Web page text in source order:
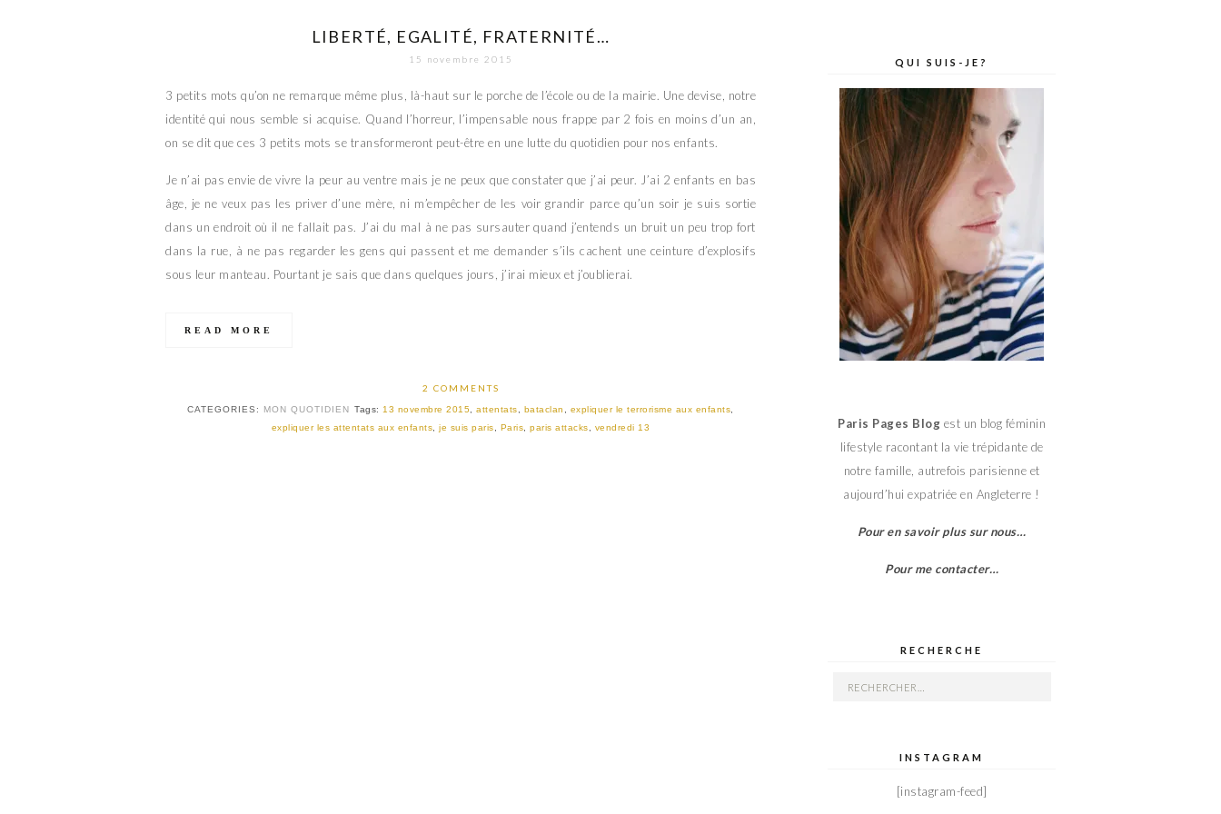
LIBERTÉ, EGALITÉ, FRATERNITÉ…
15 novembre 2015
3 petits mots qu’on ne remarque même plus, là-haut sur le porche de l’école ou de la mairie. Une devise, notre
identité qui nous semble si acquise. Quand l’horreur, l’impensable nous frappe par 2 fois en moins d’un an,
on se dit que ces 3 petits mots se transformeront peut-être en une lutte du quotidien pour nos enfants.
Je n’ai pas envie de vivre la peur au ventre mais je ne peux que constater que j’ai peur. J’ai 2 enfants en bas
âge, je ne veux pas les priver d’une mère, ni m’empêcher de les voir grandir parce qu’un soir je suis sortie
dans un endroit où il ne fallait pas. J’ai du mal à ne pas sursauter quand j’entends un bruit un peu trop fort
dans la rue, à ne pas regarder les gens qui passent et me demander s’ils cachent une ceinture d’explosifs
sous leur manteau. Pourtant je sais que dans quelques jours, j’irai mieux et j’oublierai.
READ MORE
2 COMMENTS
CATEGORIES: MON QUOTIDIEN Tags: 13 novembre 2015 ,attentats bataclan expliquer le terrorisme aux enfants
expliquer les attentats aux enfants ,je suis paris Paris ,paris attacks vendredi 13
QUI SUIS-JE?
Paris Pages Blog est un blog féminin
lifestyle racontant la vie trépidante de
notre famille, autrefois parisienne et
aujourd’hui expatriée en Angleterre !
Pour en savoir plus sur nous…
Pour me contacter…
RECHERCHE
Rechercher :
INSTAGRAM
[instagram-feed]